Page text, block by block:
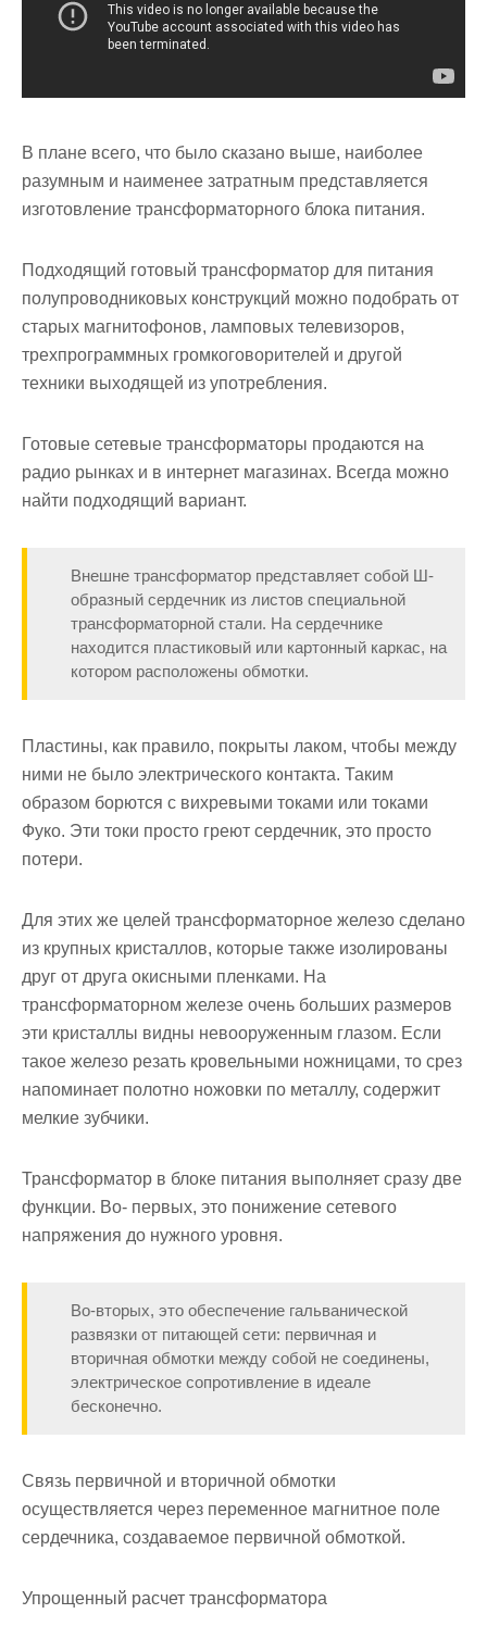
В плане всего, что было сказано выше, наиболее
разумным и наименее затратным представляется
изготовление трансформаторного блока питания.
Подходящий готовый трансформатор для питания
полупроводниковых конструкций можно подобрать от
старых магнитофонов, ламповых телевизоров,
трехпрограммных громкоговорителей и другой
техники выходящей из употребления.
Готовые сетевые трансформаторы продаются на
радио рынках и в интернет магазинах. Всегда можно
найти подходящий вариант.
Внешне трансформатор представляет собой Ш-
образный сердечник из листов специальной
трансформаторной стали. На сердечнике
находится пластиковый или картонный каркас, на
котором расположены обмотки.
Пластины, как правило, покрыты лаком, чтобы между
ними не было электрического контакта. Таким
образом борются с вихревыми токами или токами
Фуко. Эти токи просто греют сердечник, это просто
потери.
Для этих же целей трансформаторное железо сделано
из крупных кристаллов, которые также изолированы
друг от друга окисными пленками. На
трансформаторном железе очень больших размеров
эти кристаллы видны невооруженным глазом. Если
такое железо резать кровельными ножницами, то срез
напоминает полотно ножовки по металлу, содержит
мелкие зубчики.
Трансформатор в блоке питания выполняет сразу две
функции. Во- первых, это понижение сетевого
напряжения до нужного уровня.
Во-вторых, это обеспечение гальванической
развязки от питающей сети: первичная и
вторичная обмотки между собой не соединены,
электрическое сопротивление в идеале
бесконечно.
Связь первичной и вторичной обмотки
осуществляется через переменное магнитное поле
сердечника, создаваемое первичной обмоткой.
Упрощенный расчет трансформатора